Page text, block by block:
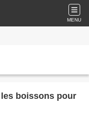
MENU
boissons pour